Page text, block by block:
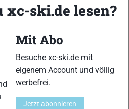
16
ski.de lesen?
Mit Abo
Besuche xc-ski.de mit
eigenem Account und völlig
werbefrei.
Jetzt abonnieren